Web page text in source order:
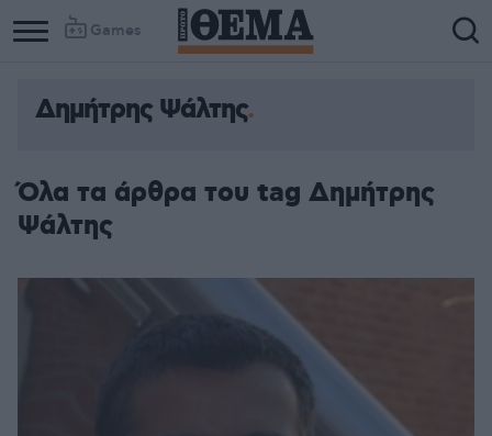
Games
Δημήτρης Ψάλτης
Όλα τα άρθρα του tag Δημήτρης
Ψάλτης